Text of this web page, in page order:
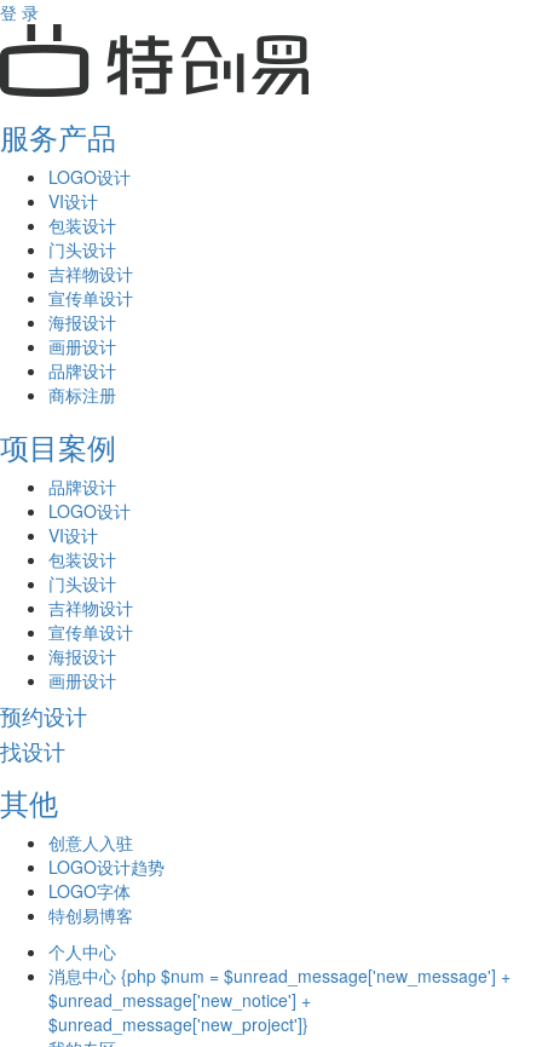
登 录
服务产品
LOGO设计
VI设计
包装设计
门头设计
吉祥物设计
宣传单设计
海报设计
画册设计
品牌设计
商标注册
项目案例
品牌设计
LOGO设计
VI设计
包装设计
门头设计
吉祥物设计
宣传单设计
海报设计
画册设计
预约设计
找设计
其他
创意人入驻
LOGO设计趋势
LOGO字体
特创易博客
个人中心
消息中心 {php $num = $unread_message['new_message'] +
$unread_message['new_notice'] +
$unread_message['new_project']}